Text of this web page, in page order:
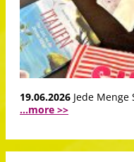
19.06.2026 Jede
...more >>